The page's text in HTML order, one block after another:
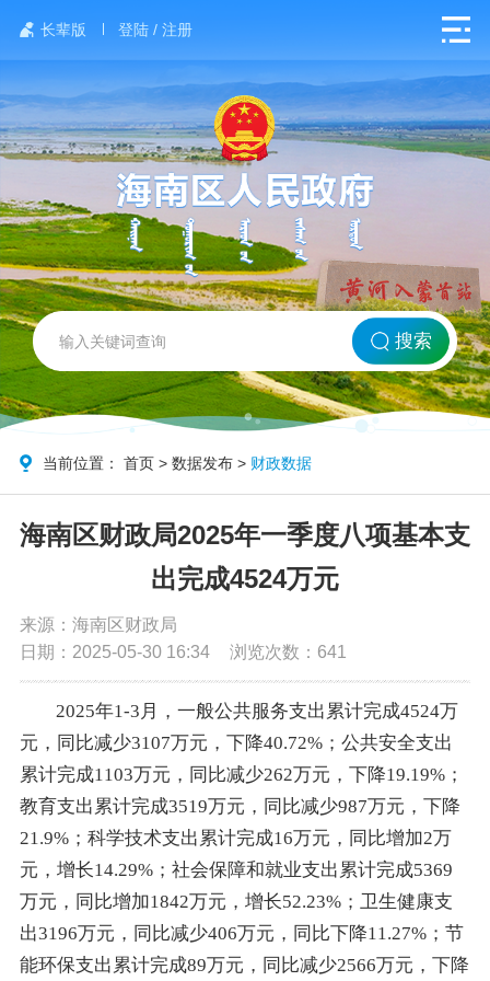
长辈版 登陆 / 注册
网站首页
北方海南
政务要闻
党务公开
政务服务
互动交流
数据发布
搜索
当前位置：首页 >数据发布 > 财政数据
海南区财政局2025年一季度八项基本支
出完成4524万元
来源：海南区财政局
日期：2025-05-30 16:34
浏览次数： 641
2025年1-3月，一般公共服务支出累计完成4524万
元，同比减少3107万元，下降40.72%；公共安全支出
累计完成1103万元，同比减少262万元，下降19.19%；
教育支出累计完成3519万元，同比减少987万元，下降
21.9%；科学技术支出累计完成16万元，同比增加2万
元，增长14.29%；社会保障和就业支出累计完成5369
万元，同比增加1842万元，增长52.23%；卫生健康支
出3196万元，同比减少406万元，同比下降11.27%；节
能环保支出累计完成89万元，同比减少2566万元，下降